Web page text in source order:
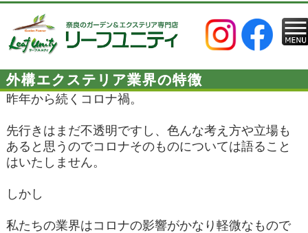
外構エクステリア業界の特徴
昨年から続くコロナ禍。
先行きはまだ不透明ですし、色んな考え方や立場も
あると思うのでコロナそのものについては語ること
はいたしません。
しかし
私たちの業界はコロナの影響がかなり軽微なもので